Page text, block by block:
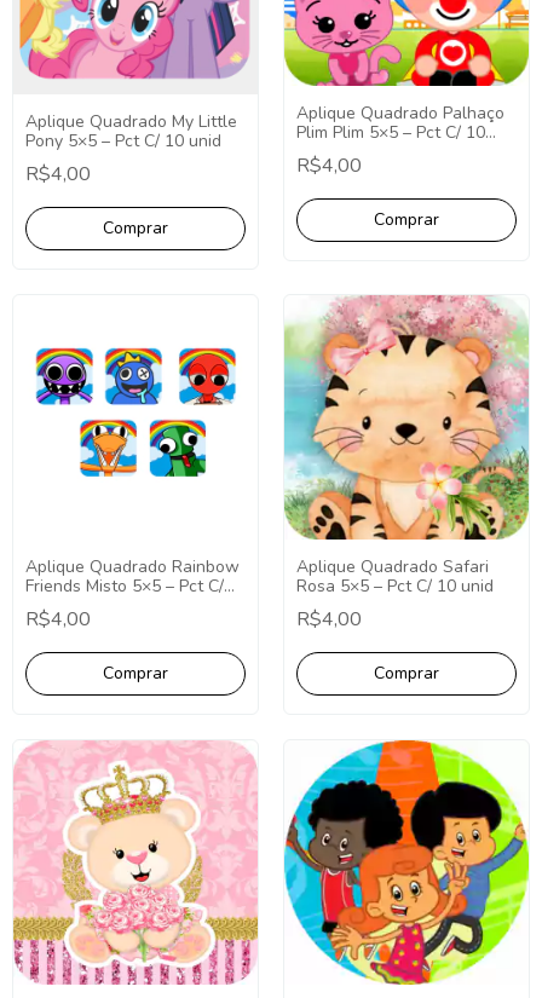
Aplique Quadrado My Little
Pony 5×5 – Pct C/ 10 unid
R$4,00
Aplique Quadrado Palhaço
Plim Plim 5×5 – Pct C/ 10
unid
R$4,00
Aplique Quadrado Rainbow
Friends Misto 5×5 – Pct C/
10 unid
R$4,00
Aplique Quadrado Safari
Rosa 5×5 – Pct C/ 10 unid
R$4,00